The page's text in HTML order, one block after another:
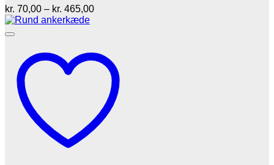
kr. 70,00 – kr. 465,00Prisinterval: